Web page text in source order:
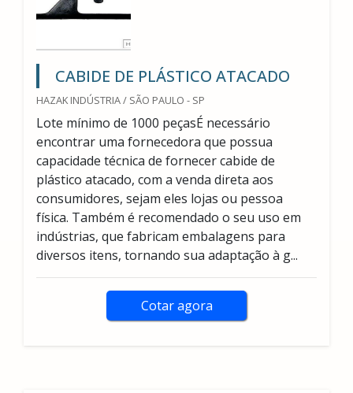
CABIDE DE PLÁSTICO ATACADO
HAZAK INDÚSTRIA / SÃO PAULO - SP
Lote mínimo de 1000 peçasÉ necessário
encontrar uma fornecedora que possua
capacidade técnica de fornecer cabide de
plástico atacado, com a venda direta aos
consumidores, sejam eles lojas ou pessoa
física. Também é recomendado o seu uso em
indústrias, que fabricam embalagens para
diversos itens, tornando sua adaptação à g...
Cotar agora